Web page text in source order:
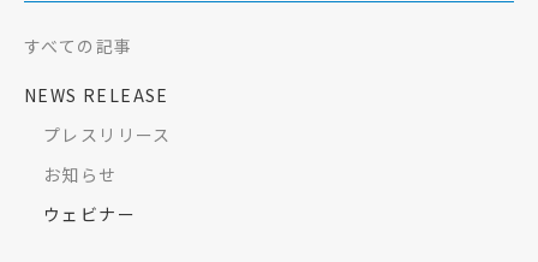
すべての記事
NEWS RELEASE
プレスリリース
お知らせ
ウェビナー